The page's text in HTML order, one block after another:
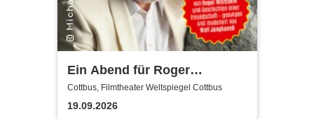
Ein Abend für Roger
Whittaker - Die Bühnenshow
mit allen seinen großen Hits
Cottbus, Filmtheater Weltspiegel Cottbus
19.09.2026